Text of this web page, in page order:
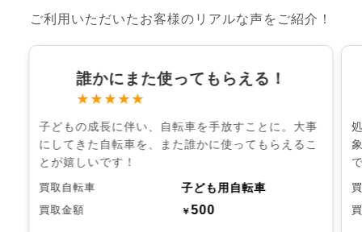
ご利用いただいたお客様のリアルな声をご紹介！
誰かにまた使ってもらえる！
★★★★★
子どもの成長に伴い、自転車を手放すことに。大事
にしてきた自転車を、また誰かに使ってもらえるこ
とが嬉しいです！
買取自転車 子ども用自転車
買取金額 ￥500